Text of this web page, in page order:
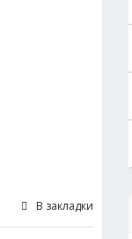
В закладки